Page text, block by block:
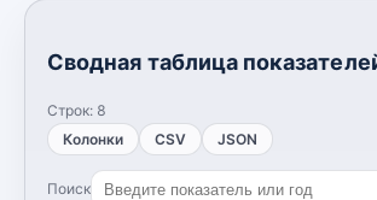
Сводная таблица
Строк: 8
Колонки
CSV JSON
Поиск